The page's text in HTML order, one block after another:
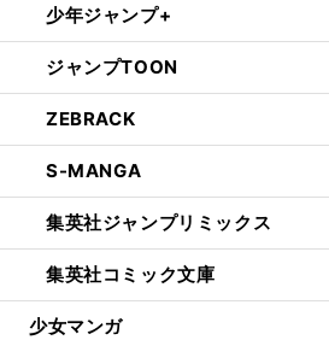
少年ジャンプ+
ジャンプTOON
ZEBRACK
S-MANGA
集英社ジャンプリミックス
集英社コミック文庫
少女マンガ